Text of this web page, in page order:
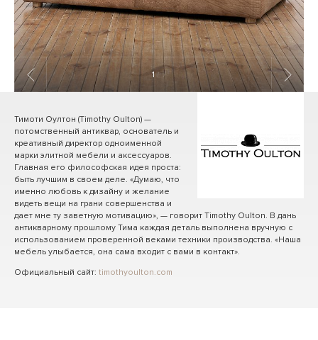
1 / 7
Тимоти Оултон (Timothy Oulton) —
потомственный антиквар, основатель и
креативный директор одноименной
марки элитной мебели и аксессуаров.
Главная его философская идея проста:
быть лучшим в своем деле. «Думаю, что
именно любовь к дизайну и желание
видеть вещи на грани совершенства и
дает мне ту заветную мотивацию», — говорит Timothy Oulton. В дань
антикварному прошлому Тима каждая деталь выполнена вручную с
использованием проверенной веками техники производства. «Наша
мебель улыбается, она сама входит с вами в контакт».
Официальный сайт: timothyoulton.com